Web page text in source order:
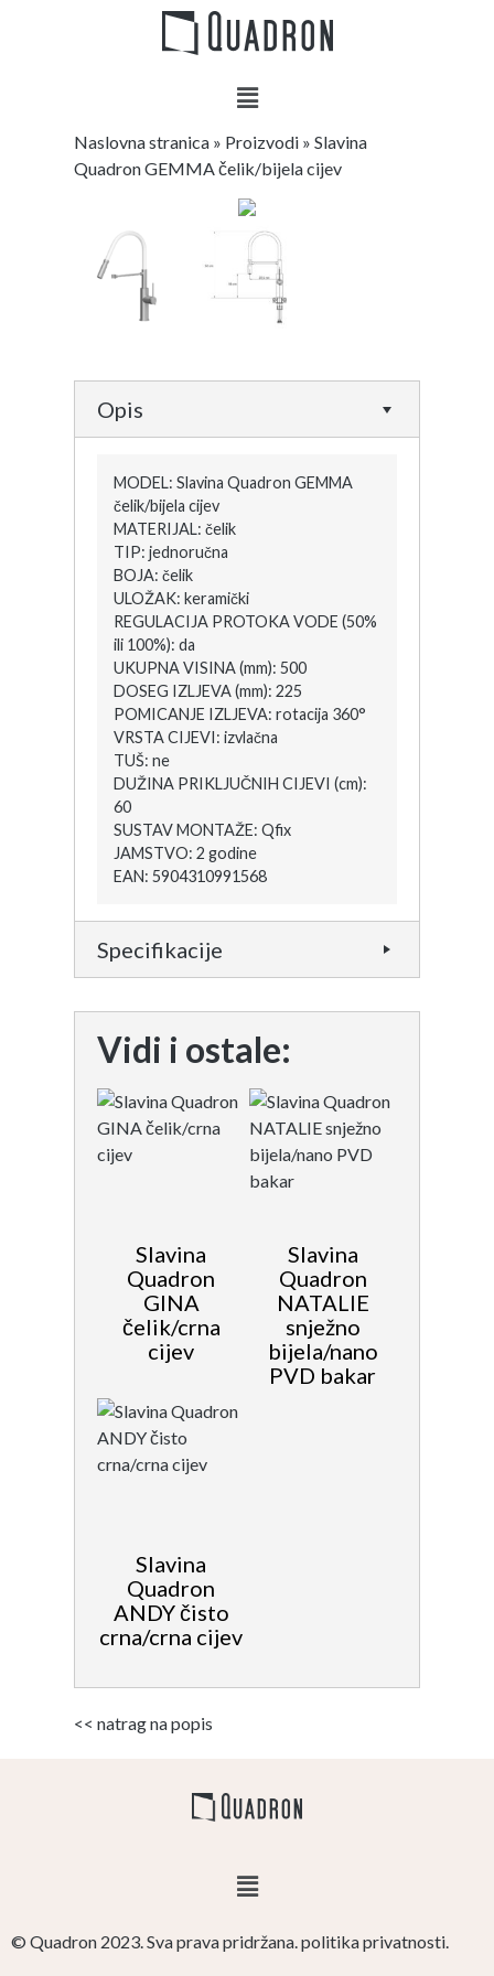
Naslovna stranica » Proizvodi »Slavina
Quadron GEMMA čelik/bijela cijev
Opis
MODEL: Slavina Quadron GEMMA
čelik/bijela cijev
MATERIJAL: čelik
TIP: jednoručna
BOJA: čelik
ULOŽAK: keramički
REGULACIJA PROTOKA VODE (50%
ili 100%): da
UKUPNA VISINA (mm): 500
DOSEG IZLJEVA (mm): 225
POMICANJE IZLJEVA: rotacija 360°
VRSTA CIJEVI: izvlačna
TUŠ: ne
DUŽINA PRIKLJUČNIH CIJEVI (cm):
60
SUSTAV MONTAŽE: Qfix
JAMSTVO: 2 godine
EAN: 5904310991568
Specifikacije
Vidi i ostale:
Slavina
Quadron
GINA
čelik/crna
cijev
Slavina
Quadron
NATALIE
snježno
bijela/nano
PVD bakar
Slavina
Quadron
ANDY čisto
crna/crna cijev
<< natrag na popis
© Quadron 2023. Sva prava pridržana. politika privatnosti.